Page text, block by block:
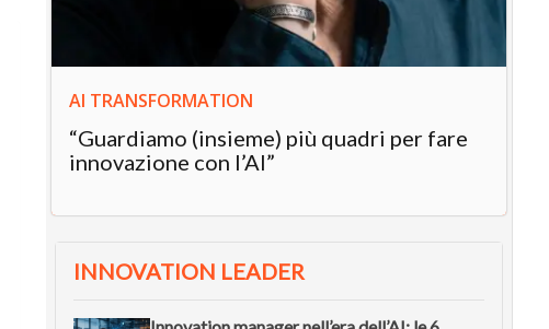
AI TRANSFORMATION
“Guardiamo (insieme) più quadri per fare
innovazione con l’AI”
INNOVATION LEADER